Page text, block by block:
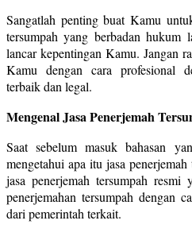
Sangatlah penting buat Kamu
tersumpah yang berbadan hukum
lancar kepentingan Kamu. Jangan
Kamu dengan cara profesional
terbaik dan legal.
Mengenal Jasa Penerjemah
Saat sebelum masuk bahasan
mengetahui apa itu jasa
jasa penerjemah tersumpah
penerjemahan tersumpah dengan
dari pemerintah terkait.